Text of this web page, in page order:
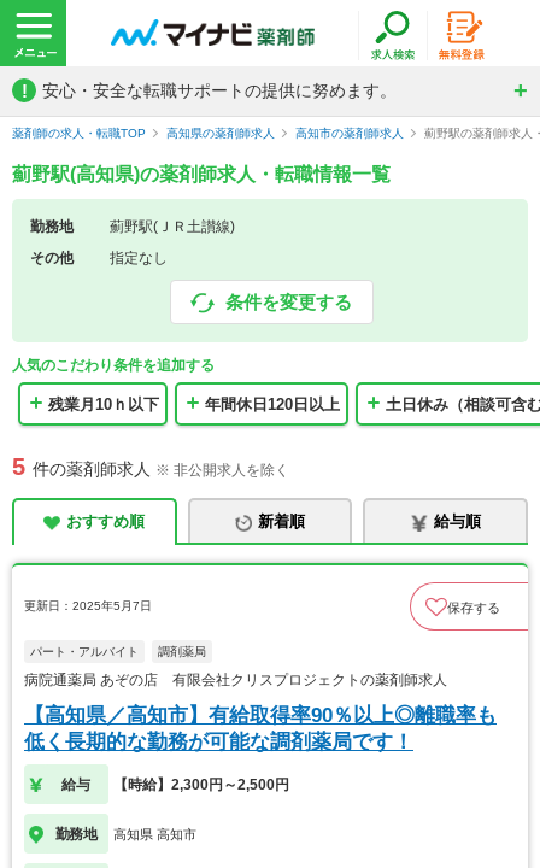
! 安心・安全な転職サポートの提供に努めます。
薬剤師の求人・転職TOP 高知県の薬剤師求人 高知市の薬剤師求人 薊野駅の薬剤師求人
薊野駅(高知県)の薬剤師求人・転職情報一覧
勤務地
薊野駅(ＪＲ土讃線)
その他
指定なし
条件を変更する
人気のこだわり条件を追加する
残業月10ｈ以下 年間休日120日以上 土日休み（相談可含
5 件の薬剤師求人 ※ 非公開求人を除く
おすすめ順 新着順 給与順
更新日：2025年5月7日 保存する
パート・アルバイト 調剤薬局
病院通薬局 あぞの店 有限会社クリスプロジェクトの薬剤師求人
【高知県／高知市】有給取得率90％以上◎離職率も
低く長期的な勤務が可能な調剤薬局です！
給与 【時給】2,300円～2,500円
勤務地 高知県 高知市